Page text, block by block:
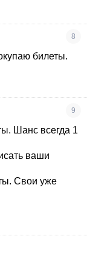
8
билеты.
9
Шанс всегда 1
ваши
Свои уже